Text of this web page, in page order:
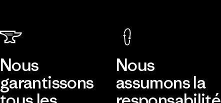
Nous
garantissons
Nous
assumons la